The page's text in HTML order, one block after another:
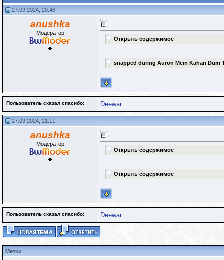
27.09.2024, 20:46
anushka
Модератор
Открыть содержимое
snapped during Auron Mein Kahan Dum
Пользователь сказал cпасибо: Deewar
27.09.2024, 21:11
anushka
Модератор
Открыть содержимое
Открыть содержимое
Пользователь сказал cпасибо: Deewar
Метки